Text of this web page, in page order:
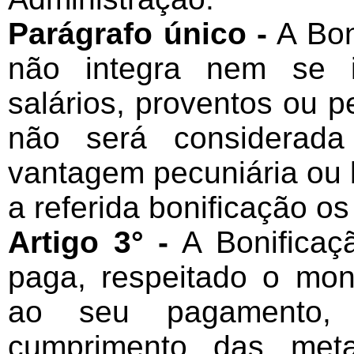
Parágrafo único - A
não integra nem se
salários, proventos ou
não será
vantagem pecuniária
a referida bonificação
Artigo 3° - A
paga, respeitado o
ao seu
cumprimento das